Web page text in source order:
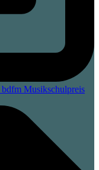
Musikschulpreis